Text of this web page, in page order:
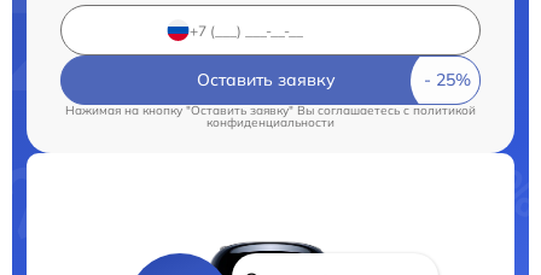
Оставить заявку
Нажимая на кнопку "Оставить заявку" Вы соглашаетесь cполитикой
конфиденциальности